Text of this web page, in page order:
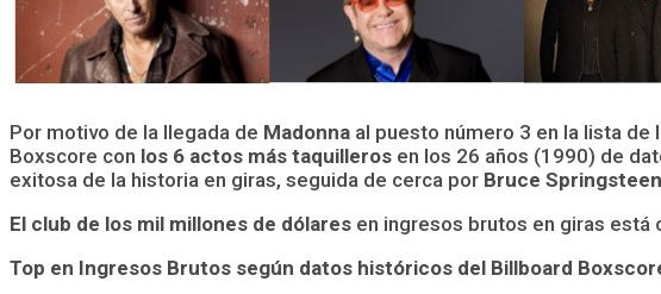
Por motivo de la llegada de Madonna al puesto número 3 en la lista
Boxscore con los 6 actos más taquilleros en los 26 años (1990) de
exitosa de la historia en giras, seguida de cerca por Bruce Springsteen
El club de los mil millones de dólares en ingresos brutos en giras está
Top en Ingresos Brutos según datos históricos del Billboard